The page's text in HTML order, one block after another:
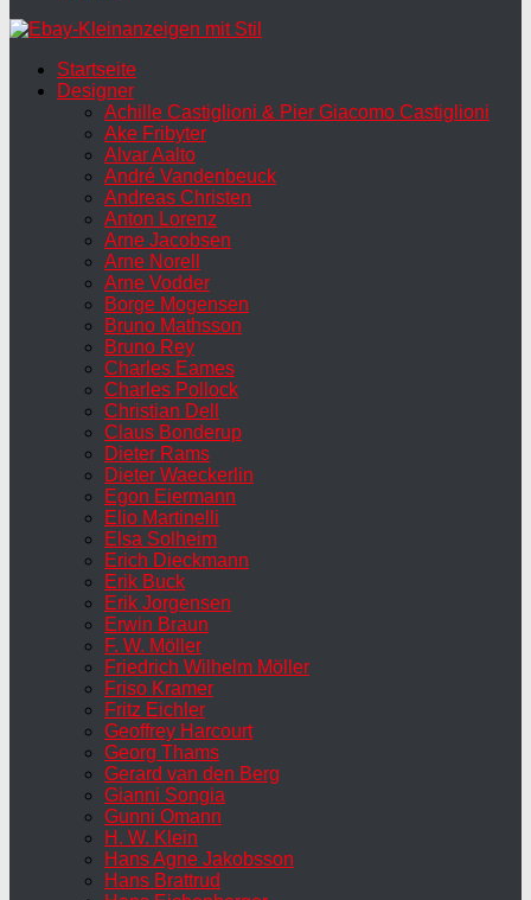
Startseite
Designer
Achille Castiglioni & Pier Giacomo Castiglioni
Ake Fribyter
Alvar Aalto
André Vandenbeuck
Andreas Christen
Anton Lorenz
Arne Jacobsen
Arne Norell
Arne Vodder
Borge Mogensen
Bruno Mathsson
Bruno Rey
Charles Eames
Charles Pollock
Christian Dell
Claus Bonderup
Dieter Rams
Dieter Waeckerlin
Egon Eiermann
Elio Martinelli
Elsa Solheim
Erich Dieckmann
Erik Buck
Erik Jorgensen
Erwin Braun
F. W. Möller
Friedrich Wilhelm Möller
Friso Kramer
Fritz Eichler
Geoffrey Harcourt
Georg Thams
Gerard van den Berg
Gianni Songia
Gunni Omann
H. W. Klein
Hans Agne Jakobsson
Hans Brattrud